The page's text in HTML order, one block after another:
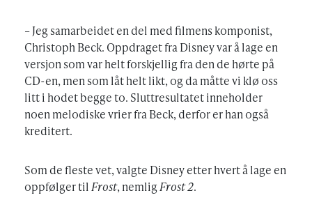
– Jeg samarbeidet en del med filmens komponist,
Christoph Beck. Oppdraget fra Disney var å lage en
versjon som var helt forskjellig fra den de hørte på
CD-en, men som låt helt likt, og da måtte vi klø oss
litt i hodet begge to. Sluttresultatet inneholder
noen melodiske vrier fra Beck, derfor er han også
kreditert.
Som de fleste vet, valgte Disney etter hvert å lage en
oppfølger til Frost, nemlig Frost 2.